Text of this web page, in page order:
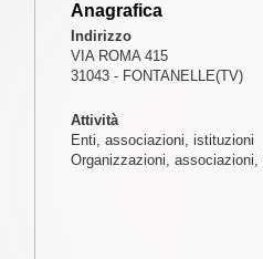
Anagrafica
Indirizzo
VIA ROMA 415
31043 - FONTANELLE(TV)
Attività
Enti, associazioni, istituzioni
Organizzazioni,